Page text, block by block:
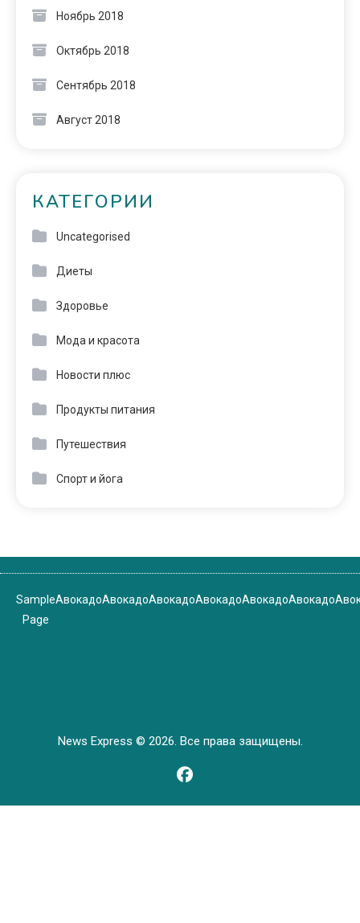
Ноябрь 2018
Октябрь 2018
Сентябрь 2018
Август 2018
КАТЕГОРИИ
Uncategorised
Диеты
Здоровье
Мода и красота
Новости плюс
Продукты питания
Путешествия
Спорт и йога
Sample
Page
АвокадоАвокадоАвокадоАвокадоАвокадоАвокадо
News Express © 2026. Все права защищены.